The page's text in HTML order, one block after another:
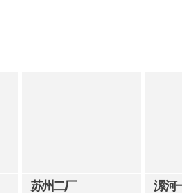
苏州二厂 漯河